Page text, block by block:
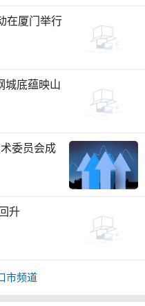
在厦门举行
城底蕴映山
委员会成
升
市频道